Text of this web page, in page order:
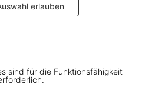
erlauben
sind für die Funktionsfähigkeit
1/44